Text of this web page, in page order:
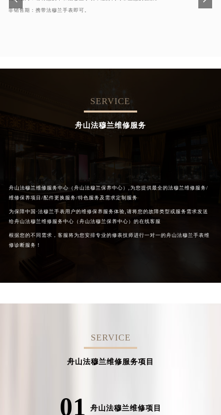
非销售期：携带法穆兰手表即可。
SERVICE
舟山法穆兰维修服务
舟山法穆兰维修服务中心（舟山法穆兰保养中心）,为您提供最全的法穆兰维修服务/
维修保养项目/配件更换服务/特色服务及需求定制服务
为保障中国·法穆兰手表用户的维修保养服务体验,请将您的故障类型或服务需求发送
给舟山法穆兰维修服务中心（舟山法穆兰保养中心）的在线客服
根据您的不同需求，客服将为您安排专业的修表技师进行一对一的舟山法穆兰手表维
修诊断服务！
SERVICE
舟山法穆兰维修服务项目
01 舟山法穆兰维修项目